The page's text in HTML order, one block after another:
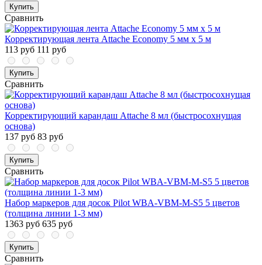
Купить
Сравнить
Корректирующая лента Attache Economy 5 мм x 5 м
113 руб 111 руб
Купить
Сравнить
Корректирующий карандаш Attache 8 мл (быстросохнущая
основа)
137 руб 83 руб
Купить
Сравнить
Набор маркеров для досок Pilot WBA-VBM-M-S5 5 цветов
(толщина линии 1-3 мм)
1363 руб 635 руб
Купить
Сравнить